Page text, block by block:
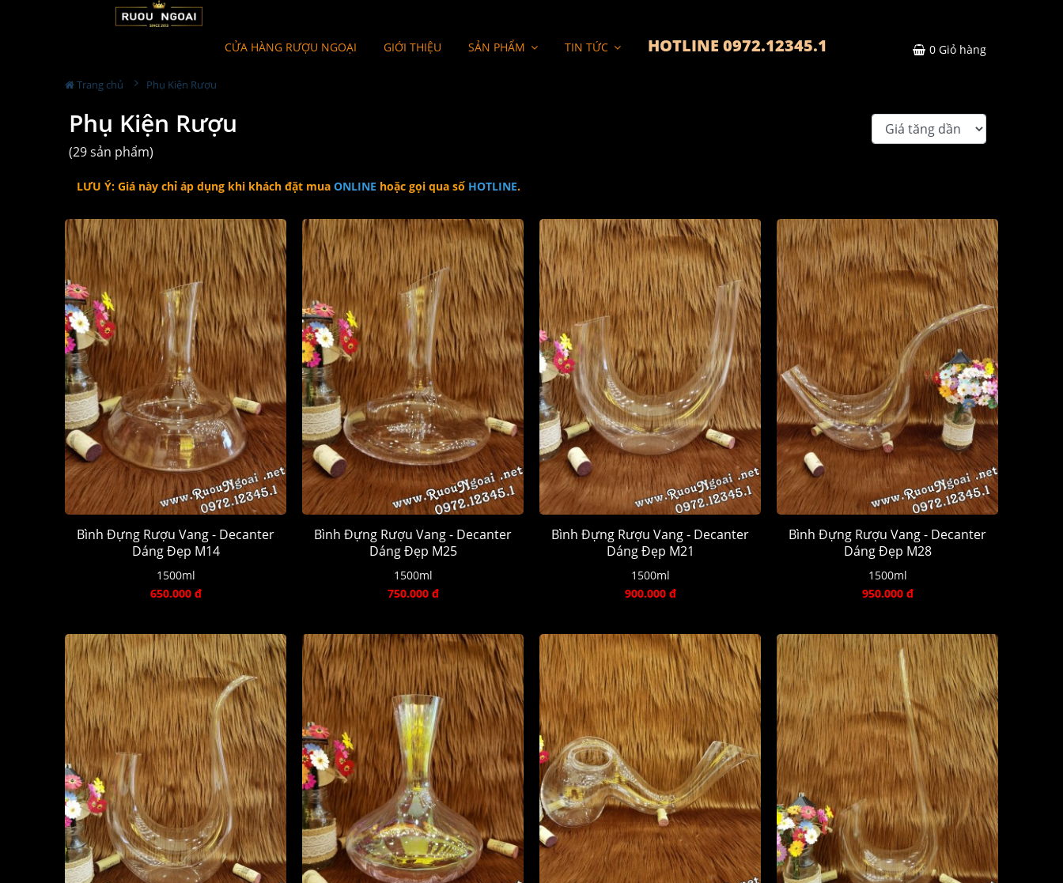
CỬA HÀNG RƯỢU NGOẠI GIỚI THIỆU SẢN PHẨM TIN TỨC HOTLINE 0972.12345.1 0 Giỏ hàng
Trang chủ Phụ Kiện Rượu
Phụ Kiện Rượu
(29 sản phẩm)
LƯU Ý: Giá này chỉ áp dụng khi khách đặt mua ONLINE hoặc gọi qua số HOTLINE.
Bình Đựng Rượu Vang - Decanter
Dáng Đẹp M14
1500ml
650.000 đ
Bình Đựng Rượu Vang - Decanter
Dáng Đẹp M25
1500ml
750.000 đ
Bình Đựng Rượu Vang - Decanter
Dáng Đẹp M21
1500ml
900.000 đ
Bình Đựng Rượu Vang - Decanter
Dáng Đẹp M28
1500ml
950.000 đ